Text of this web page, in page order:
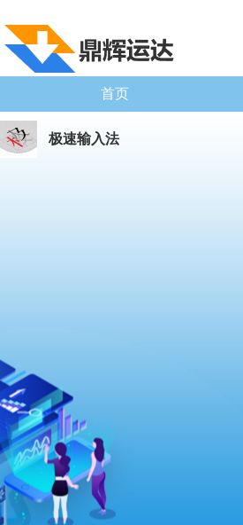
首页
极速输入法